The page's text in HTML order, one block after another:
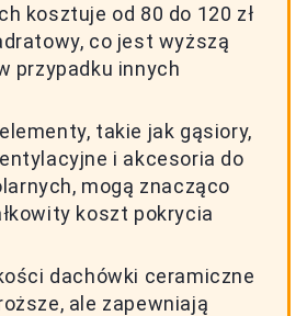
kosztuje od 80 do 120 zł
co jest wyższą
przypadku innych
takie jak gąsiory,
i akcesoria do
mogą znacząco
koszt pokrycia
dachówki ceramiczne
ale zapewniają